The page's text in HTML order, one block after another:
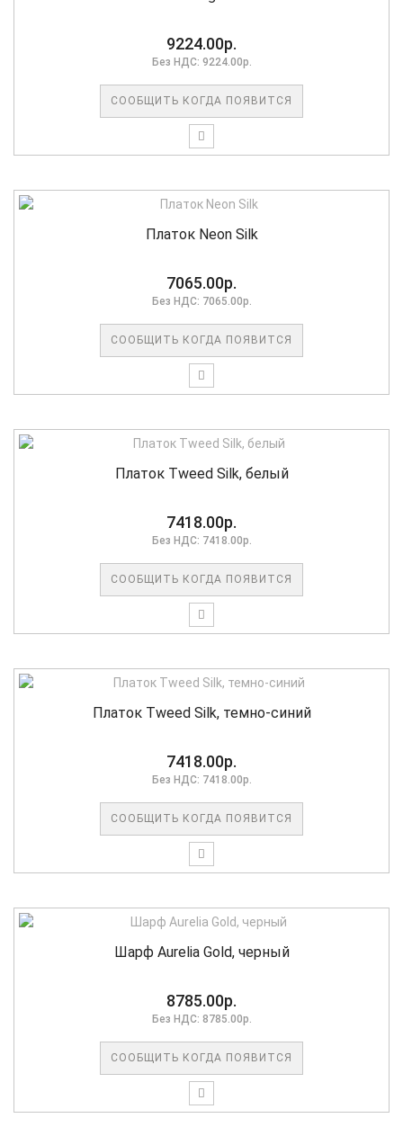
9224.00р.
Без НДС: 9224.00р.
СООБЩИТЬ КОГДА ПОЯВИТСЯ
Платок Neon Silk
7065.00р.
Без НДС: 7065.00р.
СООБЩИТЬ КОГДА ПОЯВИТСЯ
Платок Tweed Silk, белый
7418.00р.
Без НДС: 7418.00р.
СООБЩИТЬ КОГДА ПОЯВИТСЯ
Платок Tweed Silk, темно-синий
7418.00р.
Без НДС: 7418.00р.
СООБЩИТЬ КОГДА ПОЯВИТСЯ
Шарф Aurelia Gold, черный
8785.00р.
Без НДС: 8785.00р.
СООБЩИТЬ КОГДА ПОЯВИТСЯ